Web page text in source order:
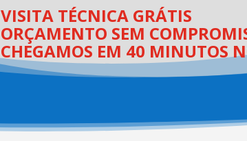
VISITA TÉCNICA GRÁTIS
ORÇAMENTO SEM
CHEGAMOS EM 40 MINUTOS